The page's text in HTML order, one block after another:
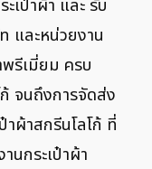
เป๋าผ้า และ รับ
และหน่วยงาน
พรีเมี่ยม ครบ
จนถึงการจัดส่ง
าผ้าสกรีนโลโก้ ที่
กระเป๋าผ้า